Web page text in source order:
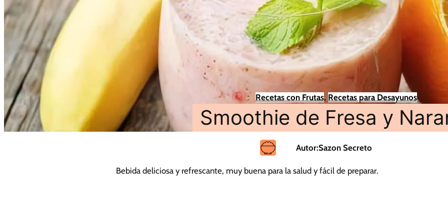
Recetas con Frutas, Recetas para Desayunos
Smoothie de Fresa y
Autor:Sazon Secreto
Bebida deliciosa y refrescante, muy buena para la salud y fácil de preparar.